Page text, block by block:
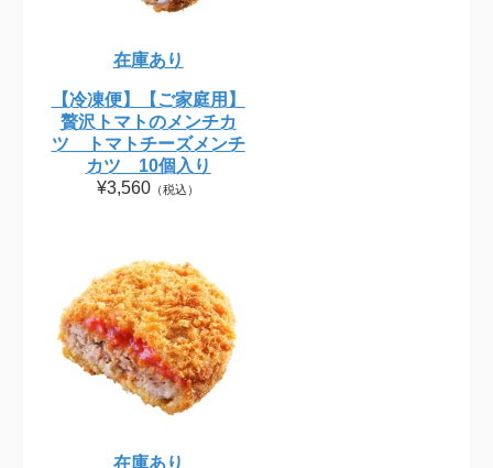
在庫あり
【冷凍便】【ご家庭用】
贅沢トマトのメンチカ
ツ トマトチーズメンチ
カツ 10個入り
¥3,560 （税込）
在庫あり